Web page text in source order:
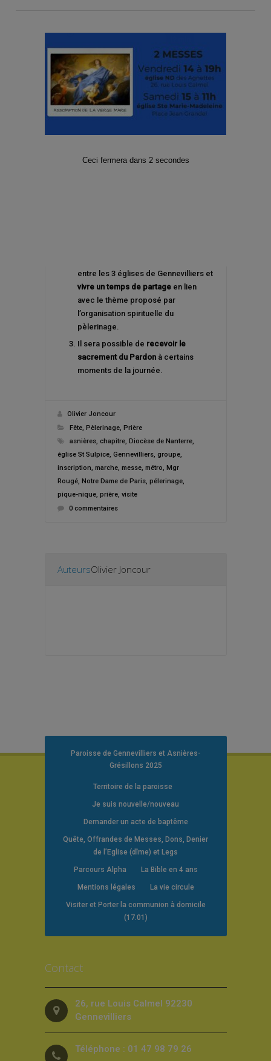
Messe présidée par Mgr
Rougé
Retour en métro*
* Prévoir le bon nombre de tickets
entre les 3 églises de Gennevilliers et
vivre un temps de partageen lien
avec le thème proposé par
l’organisation spirituelle du
pèlerinage.
Il sera possible de recevoir le
sacrement du Pardonà certains
moments de la journée.
Olivier Joncour
Fête, Pèlerinage, Prière
asnières, chapitre, Diocèse de Nanterre,
église St Sulpice, Gennevilliers, groupe,
inscription, marche, messe, métro, Mgr
Rougé, Notre Dame de Paris, pélerinage,
pique-nique, prière, visite
0 commentaires
AuteursOlivier Joncour
Paroisse de Gennevilliers et Asnières-
Grésillons 2025
Territoire de la paroisse
Je suis nouvelle/nouveau
Demander un acte de baptême
Quête, Offrandes de Messes, Dons, Denier
de l’Eglise (dîme) et Legs
Parcours Alpha La Bible en 4 ans
Mentions légales La vie circule
Visiter et Porter la communion à domicile
(17.01)
Contact
26, rue Louis Calmel 92230
Gennevilliers
Téléphone : 01 47 98 79 26
Ceci fermera dans 2secondes